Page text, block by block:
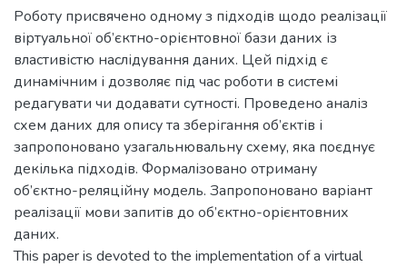
Роботу присвячено одному з підходів щодо реалізації
віртуальної об’єктно-орієнтовної бази даних із
властивістю наслідування даних. Цей підхід є
динамічним і дозволяє під час роботи в системі
редагувати чи додавати сутності. Проведено аналіз
схем даних для опису та зберігання об’єктів і
запропоновано узагальнювальну схему, яка поєднує
декілька підходів. Формалізовано отриману
об’єктно-реляційну модель. Запропоновано варіант
реалізації мови запитів до об’єктно-орієнтовних
даних.
This paper is devoted to the implementation of a virtual